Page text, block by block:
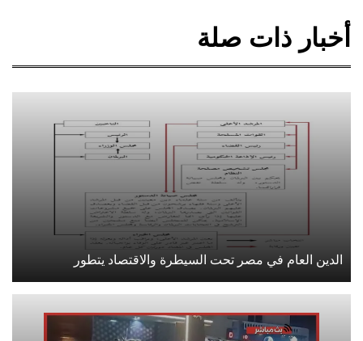
أخبار ذات صلة
الدين العام في مصر تحت السيطرة والاقتصاد يتطور